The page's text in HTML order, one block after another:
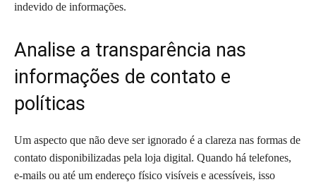
indevido de informações.
Analise a transparência nas
informações de contato e
políticas
Um aspecto que não deve ser ignorado é a clareza nas formas de
contato disponibilizadas pela loja digital. Quando há telefones,
e-mails ou até um endereço físico visíveis e acessíveis, isso